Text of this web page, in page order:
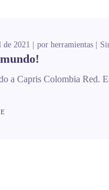
de 2021 por herramientas
a Capris Colombia Red.